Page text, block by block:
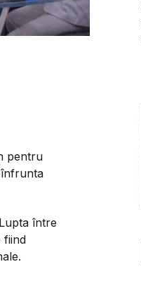
pentru
înfrunta
între
fiind